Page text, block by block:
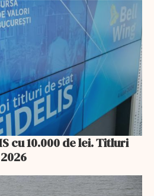
cu 10.000 de lei. Titluri